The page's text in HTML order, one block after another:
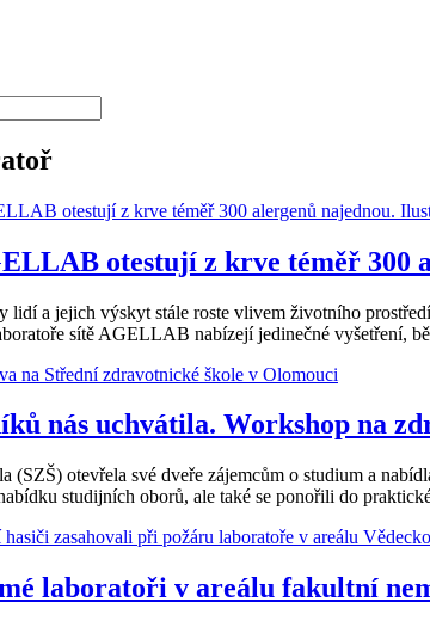
otestují z krve téměř 300
lidí a jejich výskyt stále roste vlivem životního
sítě AGELLAB nabízejí jedinečné vyšetření,
nás uchvátila. Workshop na
(SZŠ) otevřela své dveře zájemcům o studium a
studijních oborů, ale také se ponořili do
laboratoři v areálu fakultní